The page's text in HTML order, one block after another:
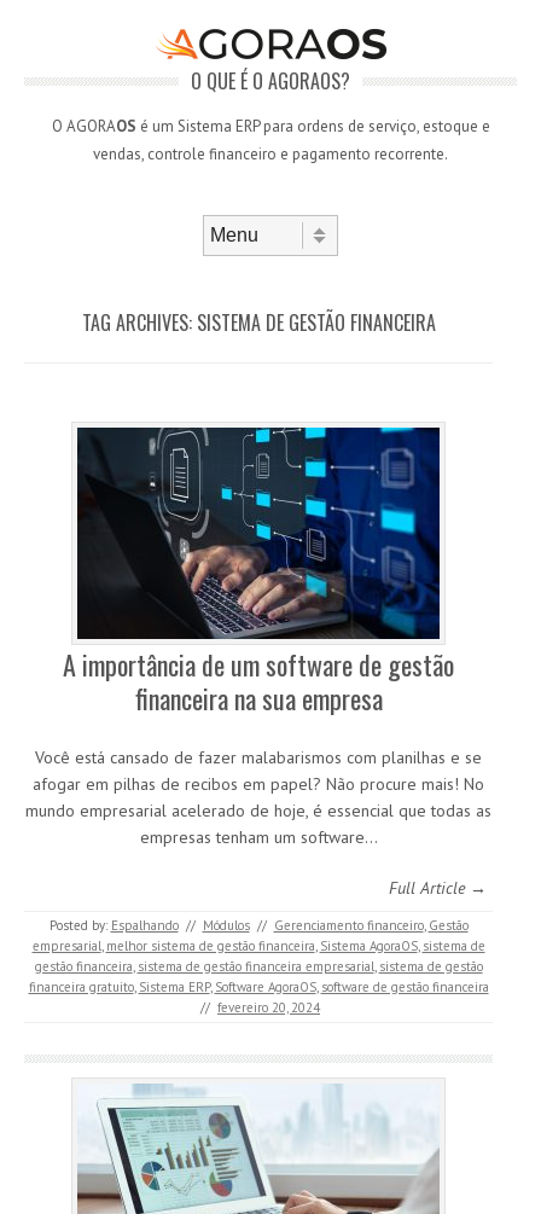
O QUE É O AGORAOS?
O AGORAOS é um Sistema ERP para ordens de serviço, estoque e
vendas, controle financeiro e pagamento recorrente.
TAG ARCHIVES: SISTEMA DE GESTÃO FINANCEIRA
A importância de um software de gestão
financeira na sua empresa
Você está cansado de fazer malabarismos com planilhas e se
afogar em pilhas de recibos em papel? Não procure mais! No
mundo empresarial acelerado de hoje, é essencial que todas as
empresas tenham um software…
Full Article →
Posted by: Espalhando // Módulos // Gerenciamento financeiro, Gestão
empresarial, melhor sistema de gestão financeira, Sistema AgoraOS, sistema de
gestão financeira, sistema de gestão financeira empresarial, sistema de gestão
financeira gratuito, Sistema ERP, Software AgoraOS, software de gestão financeira
// fevereiro 20, 2024